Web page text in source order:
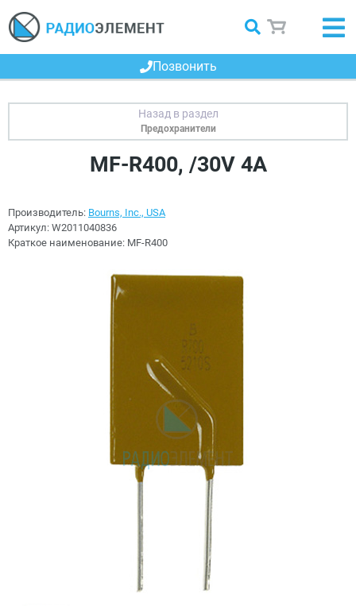
Позвонить
Предохранители
MF-R400, /30V 4A
Производитель: Bourns, Inc., USA
Артикул: W2011040836
Краткое наименование: MF-R400